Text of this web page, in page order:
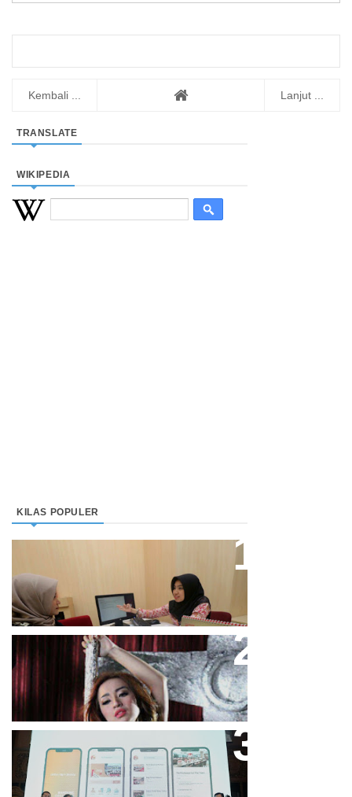
Kembali ... Lanjut ...
TRANSLATE
WIKIPEDIA
KILAS POPULER
Keuangan Syariah Di Indonesia
Meningkat
Cupi Cupita Luncurkan Single
“Yo Uwis”
Bandung Great Sale 2020 Go
Online Resmi Dimulai